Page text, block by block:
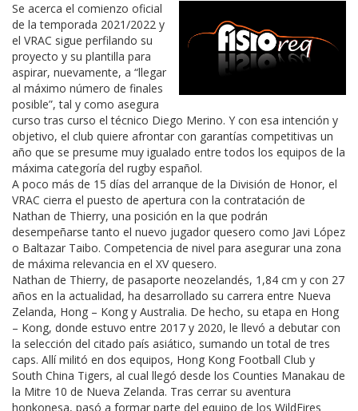
Se acerca el comienzo oficial
de la temporada 2021/2022 y
el VRAC sigue perfilando su
proyecto y su plantilla para
aspirar, nuevamente, a “llegar
al máximo número de finales
posible”, tal y como asegura
curso tras curso el técnico Diego Merino. Y con esa intención y
objetivo, el club quiere afrontar con garantías competitivas un
año que se presume muy igualado entre todos los equipos de la
máxima categoría del rugby español.
A poco más de 15 días del arranque de la División de Honor, el
VRAC cierra el puesto de apertura con la contratación de
Nathan de Thierry, una posición en la que podrán
desempeñarse tanto el nuevo jugador quesero como Javi López
o Baltazar Taibo. Competencia de nivel para asegurar una zona
de máxima relevancia en el XV quesero.
Nathan de Thierry, de pasaporte neozelandés, 1,84 cm y con 27
años en la actualidad, ha desarrollado su carrera entre Nueva
Zelanda, Hong – Kong y Australia. De hecho, su etapa en Hong
– Kong, donde estuvo entre 2017 y 2020, le llevó a debutar con
la selección del citado país asiático, sumando un total de tres
caps. Allí militó en dos equipos, Hong Kong Football Club y
South China Tigers, al cual llegó desde los Counties Manakau de
la Mitre 10 de Nueva Zelanda. Tras cerrar su aventura
honkonesa, pasó a formar parte del equipo de los WildFires